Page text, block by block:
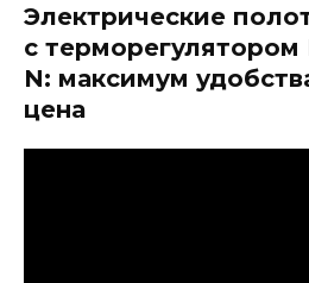
Электрические
с терморегулятором
N: максимум
цена